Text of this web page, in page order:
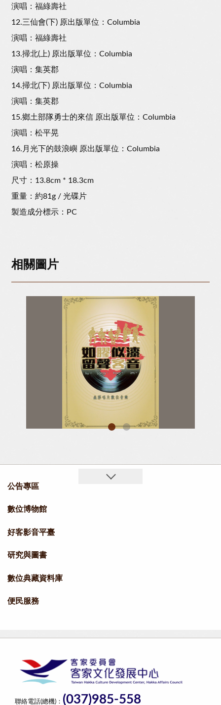
演唱：福綠壽社
12.三仙會(下) 原出版單位：Columbia
演唱：福綠壽社
13.掃北(上) 原出版單位：Columbia
演唱：集英郡
14.掃北(下) 原出版單位：Columbia
演唱：集英郡
15.鄉土部隊勇士的來信 原出版單位：Columbia
演唱：松平晃
16.月光下的鼓浪嶼 原出版單位：Columbia
演唱：松原操
尺寸：13.8cm * 18.3cm
重量：約81g / 光碟片
製造成分標示：PC
相關圖片
公告專區
數位博物館
好客影音平臺
研究與圖書
數位典藏資料庫
便民服務
聯絡電話(總機)： (037)985-558